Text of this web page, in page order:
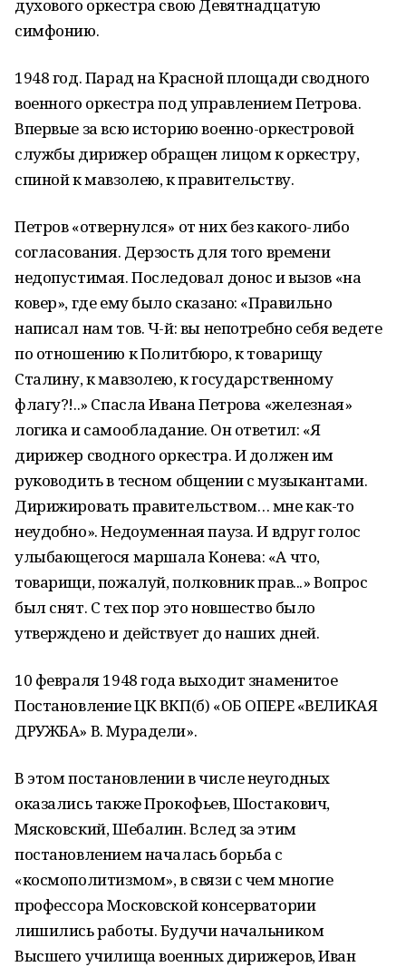
духового оркестра свою Девятнадцатую
симфонию.
1948 год. Парад на Красной площади сводного
военного оркестра под управлением Петрова.
Впервые за всю историю военно-оркестровой
службы дирижер обращен лицом к оркестру,
спиной к мавзолею, к правительству.
Петров «отвернулся» от них без какого-либо
согласования. Дерзость для того времени
недопустимая. Последовал донос и вызов «на
ковер», где ему было сказано: «Правильно
написал нам тов. Ч-й: вы непотребно себя ведете
по отношению к Политбюро, к товарищу
Сталину, к мавзолею, к государственному
флагу?!..» Спасла Ивана Петрова «железная»
логика и самообладание. Он ответил: «Я
дирижер сводного оркестра. И должен им
руководить в тесном общении с музыкантами.
Дирижировать правительством… мне как-то
неудобно». Недоуменная пауза. И вдруг голос
улыбающегося маршала Конева: «А что,
товарищи, пожалуй, полковник прав...» Вопрос
был снят. С тех пор это новшество было
утверждено и действует до наших дней.
10 февраля 1948 года выходит знаменитое
Постановление ЦК ВКП(б) «ОБ ОПЕРЕ «ВЕЛИКАЯ
ДРУЖБА» В. Мурадели».
В этом постановлении в числе неугодных
оказались также Прокофьев, Шостакович,
Мясковский, Шебалин. Вслед за этим
постановлением началась борьба с
«космополитизмом», в связи с чем многие
профессора Московской консерватории
лишились работы. Будучи начальником
Высшего училища военных дирижеров, Иван